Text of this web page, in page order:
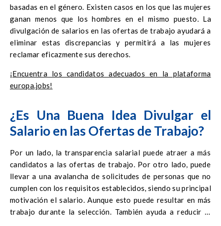
basadas en el género. Existen casos en los que las mujeres
ganan menos que los hombres en el mismo puesto. La
divulgación de salarios en las ofertas de trabajo ayudará a
eliminar estas discrepancias y permitirá a las mujeres
reclamar eficazmente sus derechos.
¡Encuentra los candidatos adecuados en la plataforma
europa.jobs!
¿Es Una Buena Idea Divulgar el
Salario en las Ofertas de Trabajo?
Por un lado, la transparencia salarial puede atraer a más
candidatos a las ofertas de trabajo. Por otro lado, puede
llevar a una avalancha de solicitudes de personas que no
cumplen con los requisitos establecidos, siendo su principal
motivación el salario. Aunque esto puede resultar en más
trabajo durante la selección. También ayuda a reducir el